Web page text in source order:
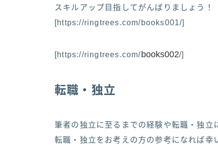
スキルアップ目指してがんばりましょう！
[https://ringtrees.com/books001/]
[https://ringtrees.com/books002/]
転職・独立
筆者の独立に至るまでの経験や転職・独立
転職・独立をお考えの方の参考になれば幸